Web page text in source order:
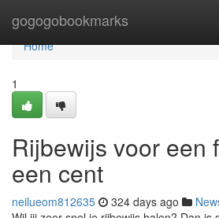
gogogobookmarks
Home
Home
1
Rijbewijs voor een
een cent
neilueom812635 324 days ago